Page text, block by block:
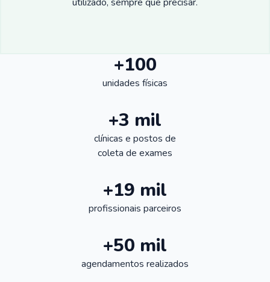
+100
unidades físicas
+3 mil
clínicas e postos de
coleta de exames
+19 mil
profissionais parceiros
+50 mil
agendamentos realizados